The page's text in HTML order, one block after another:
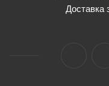
Доставка